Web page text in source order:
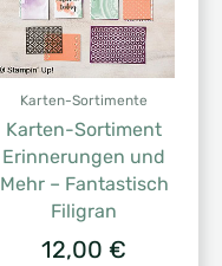
Karten-Sortimente
Karten-Sortiment
Erinnerungen und
Mehr – Fantastisch
Filigran
12,00 €